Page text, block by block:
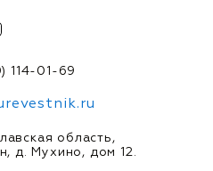
114-01-69
область,
д. Мухино, дом 12.